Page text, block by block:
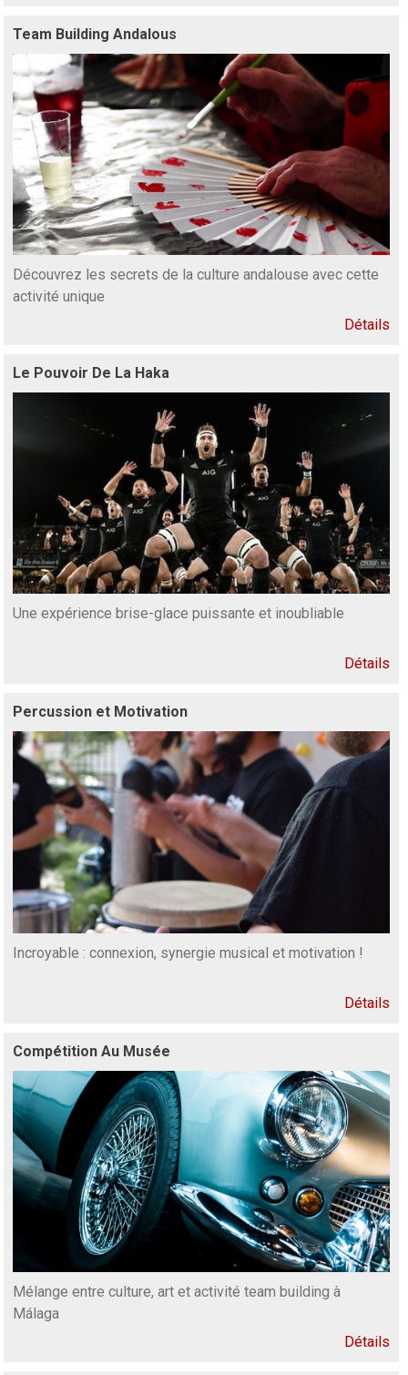
Team Building Andalous
Découvrez les secrets de la culture andalouse avec cette
activité unique
Détails
Le Pouvoir De La Haka
Une expérience brise-glace puissante et inoubliable
Détails
Percussion et Motivation
Incroyable : connexion, synergie musical et motivation !
Détails
Compétition Au Musée
Mélange entre culture, art et activité team building à
Málaga
Détails